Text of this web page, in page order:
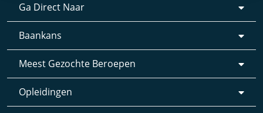
Ga Direct Naar
Baankans
Meest Gezochte Beroepen
Opleidingen